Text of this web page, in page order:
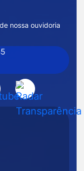
Acessar
a
Rede
nossa ouvidoria